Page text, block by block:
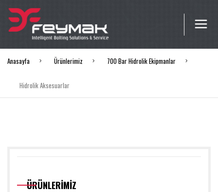
Anasayfa Ürünlerimiz 700 Bar Hidrolik Ekipmanlar
Hidrolik Aksesuarlar
ÜRÜNLERİMİZ